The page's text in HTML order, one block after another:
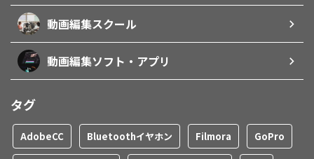
動画編集スクール
動画編集ソフト・アプリ
タグ
AdobeCC Bluetoothイヤホン Filmora GoPro